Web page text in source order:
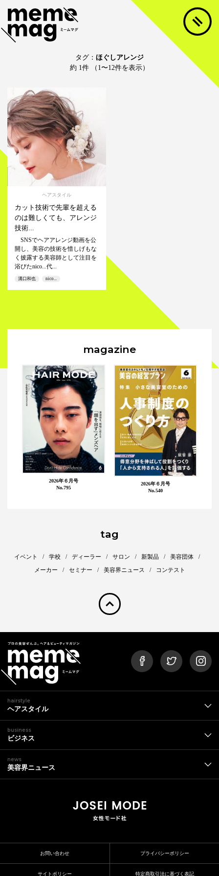
タグ： ほぐしアレンジ
約 1件 （1〜12件を表示）
ヘアスタイル
カット技術で先輩を超える
のは難しくても、アレンジ
技術...
SNSでヘアアレンジ動画を公
開し、美容の技術を惜しげもな
く披露する美容師として注目を
浴びたnico...代...
溝口和也 nico...
magazine
2026年６月号
No.795
2026年６月号
No.540
tag
イベント 学校 ディーラー サロン 新製品
美容団体
メーカー
セミナー 美容界ニュース コンテスト
pagetop
hairstyle
ヘアスタイル
business
ビジネス
news
美容界ニュース
お問い合わせ プライバシーポリシー
サイトポリシー 特定商取引法に基づく表記